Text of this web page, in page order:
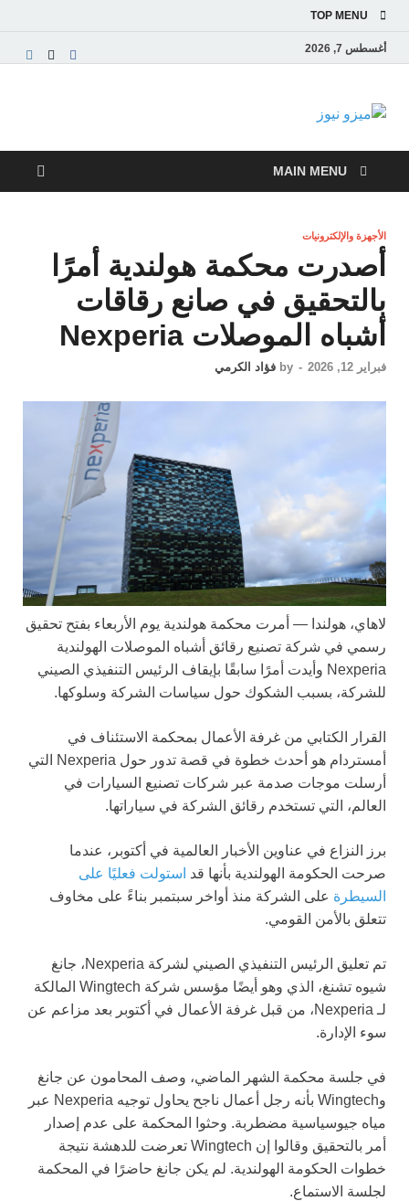
TOP MENU
أغسطس 7, 2026
ميزو نيوز
والاقتصادية
MAIN MENU
الأجهزة والإلكترونيات
أصدرت محكمة هولندية أمرًا
بالتحقيق في صانع رقاقات
أشباه الموصلات Nexperia
فبراير 12, 2026 -
by فؤاد الكرمي
لاهاي، هولندا — أمرت محكمة هولندية يوم الأربعاء بفتح تحقيق
رسمي في شركة تصنيع رقائق أشباه الموصلات الهولندية
Nexperia وأيدت أمرًا سابقًا بإيقاف الرئيس التنفيذي الصيني
للشركة، بسبب الشكوك حول سياسات الشركة وسلوكها.
القرار الكتابي من غرفة الأعمال بمحكمة الاستئناف في
أمستردام هو أحدث خطوة في قصة تدور حول Nexperia التي
أرسلت موجات صدمة عبر شركات تصنيع السيارات في
العالم، التي تستخدم رقائق الشركة في سياراتها.
برز النزاع في عناوين الأخبار العالمية في أكتوبر، عندما
صرحت الحكومة الهولندية بأنها قد استولت فعليًا على
السيطرة على الشركة منذ أواخر سبتمبر بناءً على مخاوف
تتعلق بالأمن القومي.
تم تعليق الرئيس التنفيذي الصيني لشركة Nexperia، جانغ
شيوه تشنغ، الذي وهو أيضًا مؤسس شركة Wingtech المالكة
لـ Nexperia، من قبل غرفة الأعمال في أكتوبر بعد مزاعم عن
سوء الإدارة.
في جلسة محكمة الشهر الماضي، وصف المحامون عن جانغ
وWingtech بأنه رجل أعمال ناجح يحاول توجيه Nexperia عبر
مياه جيوسياسية مضطربة. وحثوا المحكمة على عدم إصدار
أمر بالتحقيق وقالوا إن Wingtech تعرضت للدهشة نتيجة
خطوات الحكومة الهولندية. لم يكن جانغ حاضرًا في المحكمة
لجلسة الاستماع.